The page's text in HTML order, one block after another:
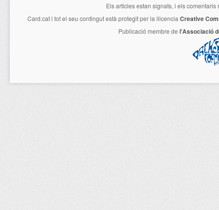
Els articles estan signats, i els
Card.cati tot el seu contingut està protegit per la llicencia Creative
Publicació membre de l'Associació